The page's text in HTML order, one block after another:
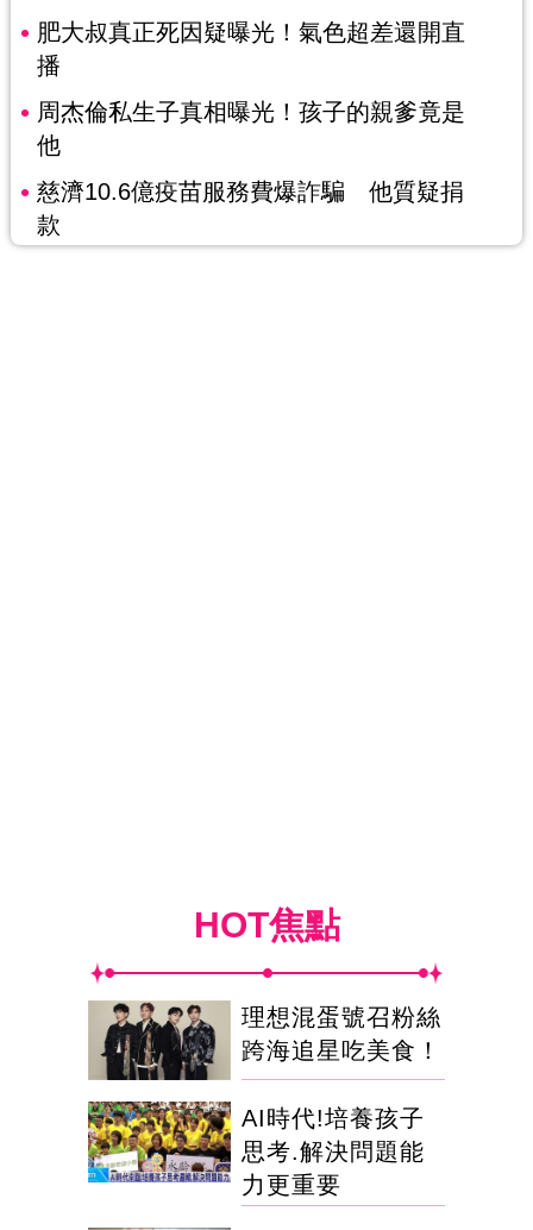
肥大叔真正死因疑曝光！氣色超差還開直
播
周杰倫私生子真相曝光！孩子的親爹竟是
他
慈濟10.6億疫苗服務費爆詐騙 他質疑捐
款
HOT焦點
理想混蛋號召粉絲
跨海追星吃美食！
AI時代!培養孩子
思考.解決問題能
力更重要